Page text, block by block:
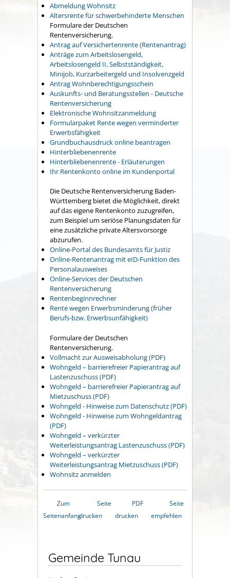
Abmeldung Wohnsitz
Altersrente für schwerbehinderte Menschen
Formulare der Deutschen
Rentenversicherung.
Antrag auf Versichertenrente (Rentenantrag)
Anträge zum Arbeitslosengeld,
Arbeitslosengeld II, Selbstständigkeit,
Minijob, Kurzarbeitergeld und Insolvenzgeld
Antrag Wohnberechtigungsschein
Auskunfts- und Beratungsstellen - Deutsche
Rentenversicherung
Elektronische Wohnsitzanmeldung
Formularpaket Rente wegen verminderter
Erwerbsfähigkeit
Grundbuchausdruck online beantragen
Hinterbliebenenrente
Hinterbliebenenrente - Erläuterungen
Ihr Rentenkonto online im Kundenportal
Die Deutsche Rentenversicherung Baden-
Württemberg bietet die Möglichkeit, direkt
auf das eigene Rentenkonto zuzugreifen,
zum Beispiel um seriöse Planungsdaten für
eine zusätzliche private Altersvorsorge
abzurufen.
Online-Portal des Bundesamts für Justiz
Online-Rentenantrag mit eID-Funktion des
Personalausweises
Online-Services der Deutschen
Rentenversicherung
Rentenbeginnrechner
Rente wegen Erwerbsminderung (früher
Berufs-bzw. Erwerbsunfähigkeit)
Formulare der Deutschen
Rentenversicherung.
Vollmacht zur Ausweisabholung (PDF)
Wohngeld – barrierefreier Papierantrag auf
Lastenzuschuss (PDF)
Wohngeld – barrierefreier Papierantrag auf
Mietzuschuss (PDF)
Wohngeld - Hinweise zum Datenschutz (PDF)
Wohngeld - Hinweise zum Wohngeldantrag
(PDF)
Wohngeld – verkürzter
Weiterleistungsantrag Lastenzuschuss (PDF)
Wohngeld – verkürzter
Weiterleistungsantrag Mietzuschuss (PDF)
Wohnsitz anmelden
Zum
Seitenanfang
Seite
drucken
PDF
drucken
Seite
empfehlen
Gemeinde Tunau